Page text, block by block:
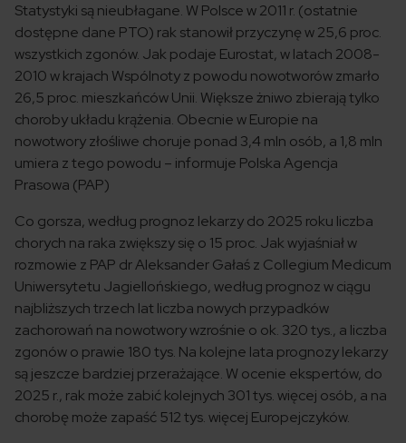
Statystyki są nieubłagane. W Polsce w 2011 r. (ostatnie
dostępne dane PTO) rak stanowił przyczynę w 25,6 proc.
wszystkich zgonów. Jak podaje Eurostat, w latach 2008-
2010 w krajach Wspólnoty z powodu nowotworów zmarło
26,5 proc. mieszkańców Unii. Większe żniwo zbierają tylko
choroby układu krążenia. Obecnie w Europie na
nowotwory złośliwe choruje ponad 3,4 mln osób, a 1,8 mln
umiera z tego powodu – informuje Polska Agencja
Prasowa (PAP)
Co gorsza, według prognoz lekarzy do 2025 roku liczba
chorych na raka zwiększy się o 15 proc. Jak wyjaśniał w
rozmowie z PAP dr Aleksander Gałaś z Collegium Medicum
Uniwersytetu Jagiellońskiego, według prognoz w ciągu
najbliższych trzech lat liczba nowych przypadków
zachorowań na nowotwory wzrośnie o ok. 320 tys., a liczba
zgonów o prawie 180 tys. Na kolejne lata prognozy lekarzy
są jeszcze bardziej przerażające. W ocenie ekspertów, do
2025 r., rak może zabić kolejnych 301 tys. więcej osób, a na
chorobę może zapaść 512 tys. więcej Europejczyków.